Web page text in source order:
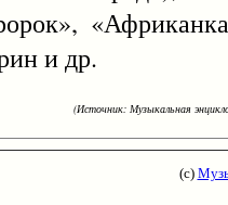
и др.
(Источник: Музыкальная
(с)